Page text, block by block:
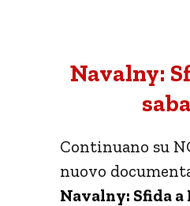
Navalny:
Continuano su
nuovo
Navalny: Sfida a